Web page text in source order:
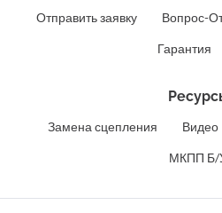
Отправить заявку Вопрос-
Гарантия
Замена сцепления Видео
МКПП Б/